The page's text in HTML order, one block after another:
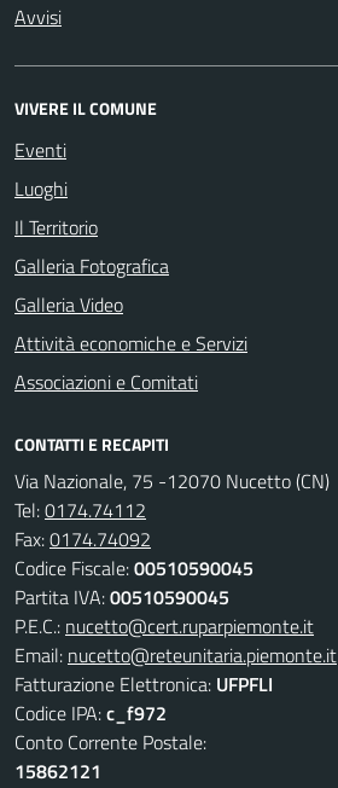
Avvisi
VIVERE IL COMUNE
Eventi
Luoghi
Il Territorio
Galleria Fotografica
Galleria Video
Attività economiche e Servizi
Associazioni e Comitati
CONTATTI E RECAPITI
Via Nazionale, 75 -12070 Nucetto (CN)
Tel:0174.74112
Fax:0174.74092
Codice Fiscale:00510590045
Partita IVA:00510590045
P.E.C.: nucetto@cert.ruparpiemonte.it
Email: nucetto@reteunitaria.piemonte.it
Fatturazione Elettronica: UFPFLI
Codice IPA:c_f972
Conto Corrente Postale:
15862121